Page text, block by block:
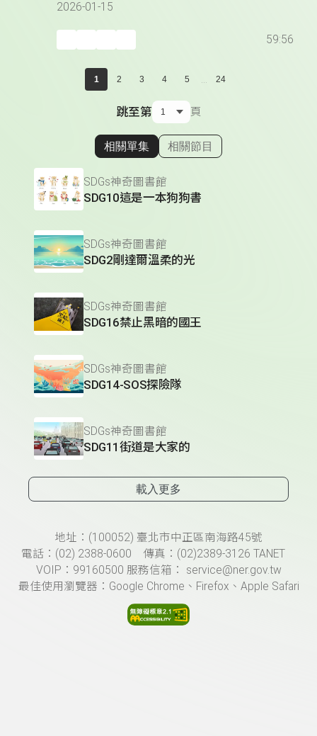
2026-01-15
59:56
1 2 3 4 5 ... 24
跳至第 頁
顯示相關單集
相關單集 相關節目
SDGs神奇圖書館
SDG10這是一本狗狗書
SDGs神奇圖書館
SDG2剛達爾溫柔的光
SDGs神奇圖書館
SDG16禁止黑暗的國王
SDGs神奇圖書館
SDG14-SOS探險隊
SDGs神奇圖書館
SDG11街道是大家的
載入更多
頁尾資訊地址：(100052) 臺北市中正區南海路45號
電話：(02) 2388-0600 傳真：(02)2389-3126 TANET
VOIP：99160500 服務信箱： service@ner.gov.tw
最佳使用瀏覽器：Google Chrome、Firefox、Apple Safari